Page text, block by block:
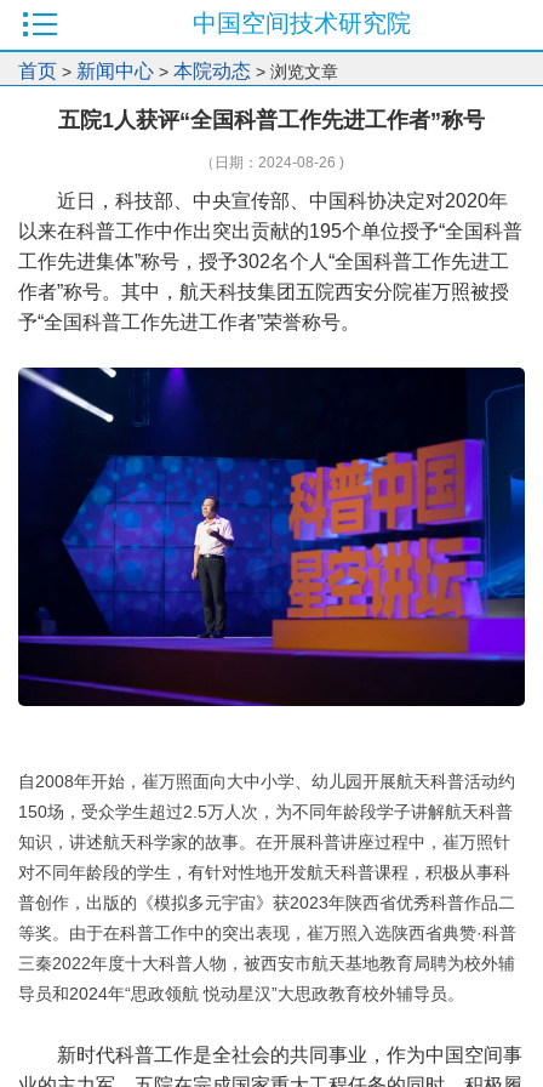
中国空间技术研究院
首页 > 新闻中心 > 本院动态 > 浏览文章
五院1人获评“全国科普工作先进工作者”称号
（日期：2024-08-26 )
近日，科技部、中央宣传部、中国科协决定对2020年
以来在科普工作中作出突出贡献的195个单位授予“全国科普
工作先进集体”称号，授予302名个人“全国科普工作先进工
作者”称号。其中，航天科技集团五院西安分院崔万照被授
予“全国科普工作先进工作者”荣誉称号。
自2008年开始，崔万照面向大中小学、幼儿园开展航天科普活动约
150场，受众学生超过2.5万人次，为不同年龄段学子讲解航天科普
知识，讲述航天科学家的故事。在开展科普讲座过程中，崔万照针
对不同年龄段的学生，有针对性地开发航天科普课程，积极从事科
普创作，出版的《模拟多元宇宙》获2023年陕西省优秀科普作品二
等奖。由于在科普工作中的突出表现，崔万照入选陕西省典赞·科普
三秦2022年度十大科普人物，被西安市航天基地教育局聘为校外辅
导员和2024年“思政领航 悦动星汉”大思政教育校外辅导员。
新时代科普工作是全社会的共同事业，作为中国空间事